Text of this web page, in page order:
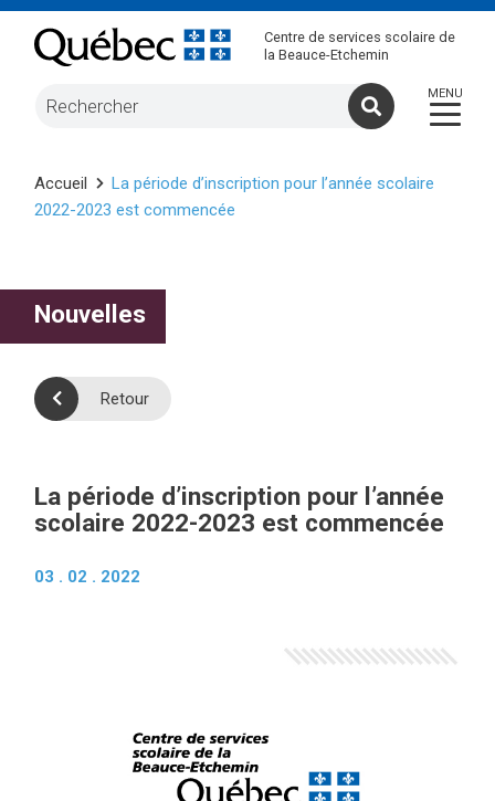
Centre de services scolaire de
la Beauce-Etchemin
Accueil
La période d’inscription pour l’année scolaire
2022-2023 est commencée
Nouvelles
Retour
La période d’inscription pour l’année
scolaire 2022-2023 est commencée
03 . 02 . 2022